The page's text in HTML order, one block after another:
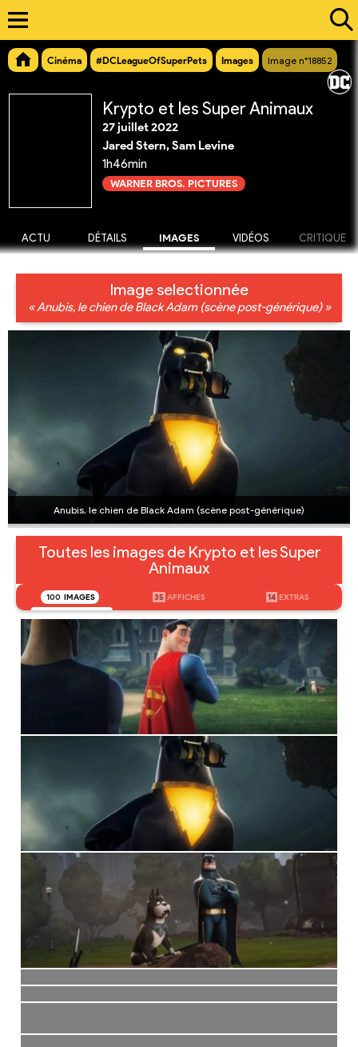
Cinéma #DCLeagueOfSuperPets Images Image n°18852
Krypto et les Super Animaux
27 juillet 2022
Jared Stern, Sam Levine
1h46min
WARNER BROS. PICTURES
ACTU DÉTAILS IMAGES VIDÉOS CRITIQUE
Image selectionnée
« Anubis, le chien de Black Adam (scène post-générique) »
Anubis, le chien de Black Adam (scène post-générique)
Toutes les images de Krypto et les Super
Animaux
100 IMAGES 35 AFFICHES 14 EXTRAS